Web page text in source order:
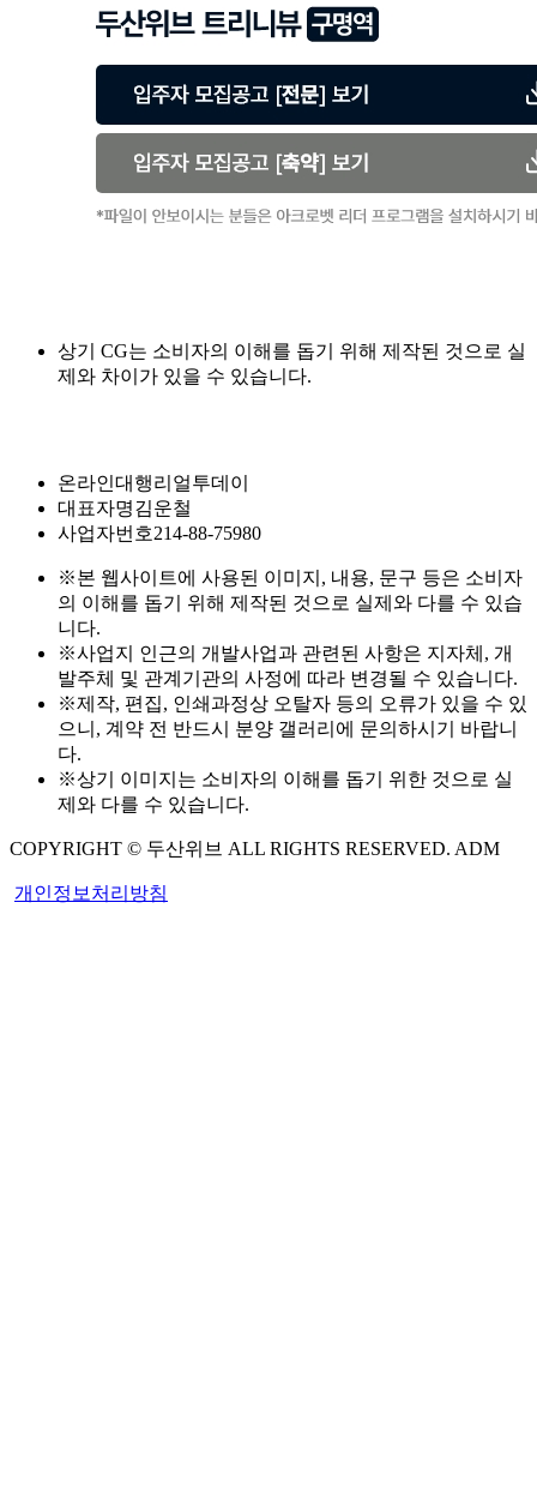
상기 CG는 소비자의 이해를 돕기 위해 제작된 것으로 실
제와 차이가 있을 수 있습니다.
온라인대행리얼투데이
대표자명김운철
사업자번호214-88-75980
※본 웹사이트에 사용된 이미지, 내용, 문구 등은 소비자
의 이해를 돕기 위해 제작된 것으로 실제와 다를 수 있습
니다.
※사업지 인근의 개발사업과 관련된 사항은 지자체, 개
발주체 및 관계기관의 사정에 따라 변경될 수 있습니다.
※제작, 편집, 인쇄과정상 오탈자 등의 오류가 있을 수 있
으니, 계약 전 반드시 분양 갤러리에 문의하시기 바랍니
다.
※상기 이미지는 소비자의 이해를 돕기 위한 것으로 실
제와 다를 수 있습니다.
COPYRIGHT © 두산위브 ALL RIGHTS RESERVED. ADM
개인정보처리방침